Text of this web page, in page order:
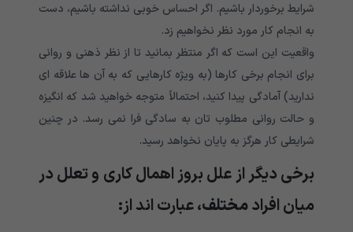
شرایط برخوردار باشیم. اگر احساس خوبی نداشته باشیم، دست
به انجام کار مورد نظر نخواهیم زد‌.
واقعیت این است که اگر منتظر بمانید تا از نظر ذهنی و روانی
برای انجام برخی کارها (به ویژه کارهایی که به آن ها علاقه ای
ندارید) آمادگی‌ پیدا کنید، احتمالاً متوجه خواهید شد که انگیزه
و حالت روانی مطلوب تان به سادگی فرا نمی رسد. در چنین
شرایطی کار هرگز به پایان نخواهد رسید.
برخی دیگر از علل بروز اهمال کاری و تعلل در
میان افرادمختلف،عبارت اند از: